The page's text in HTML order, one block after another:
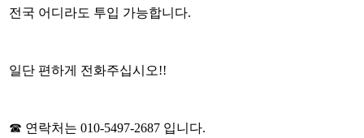
전국 어디라도 투입 가능합니다.
일단 편하게 전화주십시오!!
☎ 연락처는 010-5497-2687 입니다.